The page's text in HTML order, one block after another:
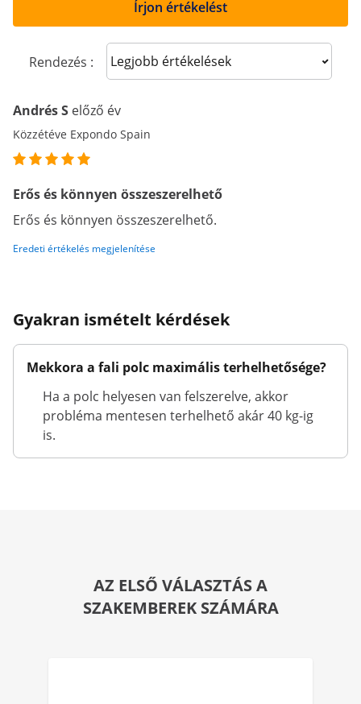
Írjon értékelést
Rendezés : Sort reviews
Andrés S előző év
Közzétéve Expondo Spain
Erős és könnyen összeszerelhető
Erős és könnyen összeszerelhető.
Eredeti értékelés megjelenítése
Gyakran ismételt kérdések
Mekkora a fali polc maximális terhelhetősége?
Ha a polc helyesen van felszerelve, akkor
probléma mentesen terhelhető akár 40 kg-ig
is.
AZ ELSŐ VÁLASZTÁS A
SZAKEMBEREK SZÁMÁRA